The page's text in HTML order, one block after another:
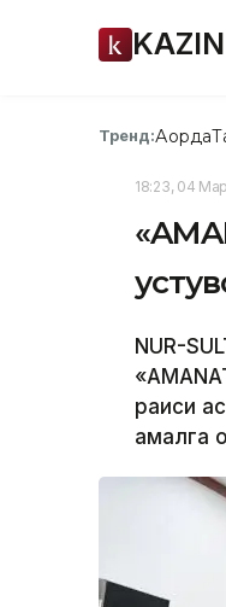
Тренд:Ақорда
18:23, 04
NUR-
раиси
амалга